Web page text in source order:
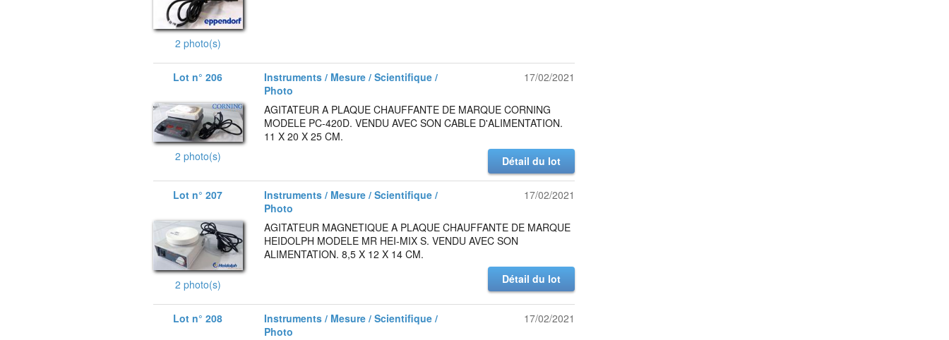
2 photo(s)
Lot n° 206
Instruments / Mesure / Scientifique /
Photo
17/02/2021
2 photo(s)
AGITATEUR A PLAQUE CHAUFFANTE DE MARQUE CORNING
MODELE PC-420D. VENDU AVEC SON CABLE D'ALIMENTATION.
11 X 20 X 25 CM.
Détail du lot
Lot n° 207
Instruments / Mesure / Scientifique /
Photo
17/02/2021
2 photo(s)
AGITATEUR MAGNETIQUE A PLAQUE CHAUFFANTE DE MARQUE
HEIDOLPH MODELE MR HEI-MIX S. VENDU AVEC SON
ALIMENTATION. 8,5 X 12 X 14 CM.
Détail du lot
Lot n° 208
Instruments / Mesure / Scientifique /
Photo
17/02/2021